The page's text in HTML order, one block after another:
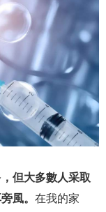
但大多數人采取
風。 在我的家